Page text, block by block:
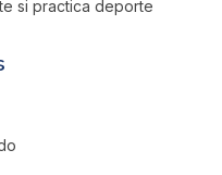
si practica deporte